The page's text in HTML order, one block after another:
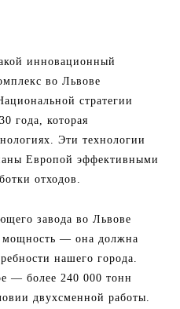
инновационный
во Львове
стратегии
года, которая
Эти технологии
Европой эффективными
отходов.
завода во Львове
мощность — она ​​должна
нашего города.
— более 240 000 тонн
двухсменной работы.